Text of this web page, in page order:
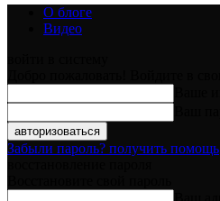
О блоге
Видео
Забыли пароль? получить помощь